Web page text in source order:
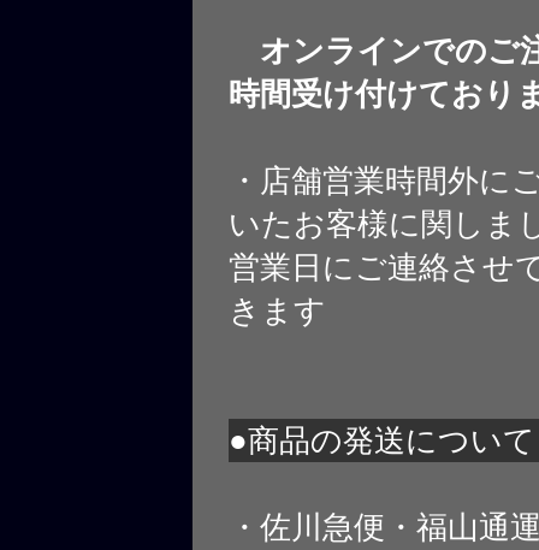
オンラインでのご
時間受け付けており
・店舗営業時間外に
いたお客様に関しま
営業日にご連絡させ
きます
●商品の発送について
・佐川急便・福山通